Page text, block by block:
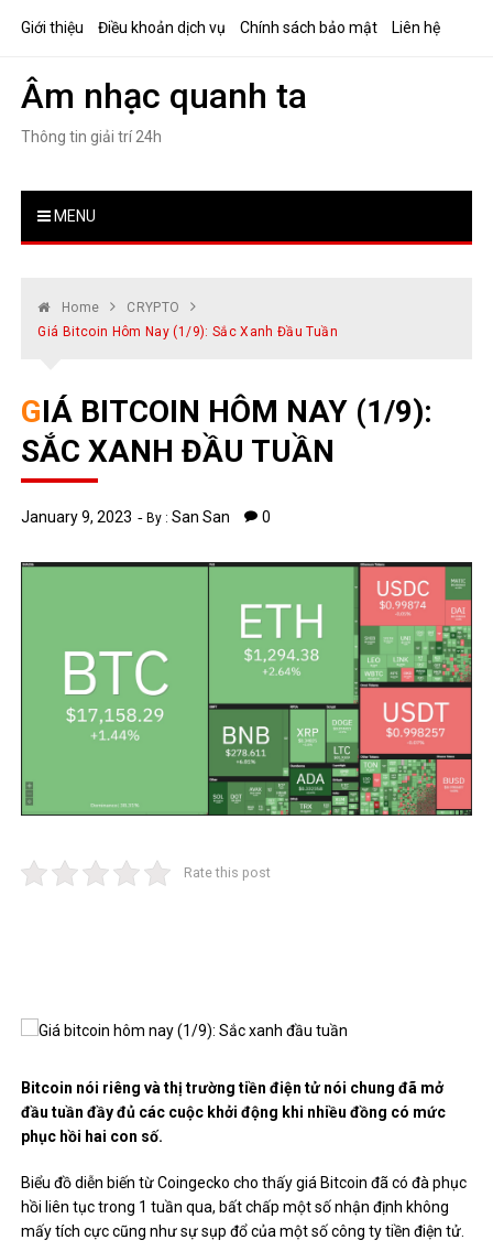
Giới thiệu Điều khoản dịch vụ Chính sách bảo mật Liên hệ
Âm nhạc quanh ta
Thông tin giải trí 24h
MENU
Home
CRYPTO
Giá Bitcoin Hôm Nay (1/9): Sắc Xanh Đầu Tuần
GIÁ BITCOIN HÔM NAY (1/9):
SẮC XANH ĐẦU TUẦN
January 9, 2023 By :San San 0
Rate this post
Bitcoin nói riêng và thị trường tiền điện tử nói chung đã mở
đầu tuần đầy đủ các cuộc khởi động khi nhiều đồng có mức
phục hồi hai con số.
Biểu đồ diễn biến từ Coingecko cho thấy giá Bitcoin đã có đà phục
hồi liên tục trong 1 tuần qua, bất chấp một số nhận định không
mấy tích cực cũng như sự sụp đổ của một số công ty tiền điện tử.